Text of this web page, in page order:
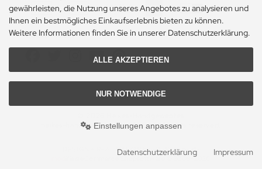
Social Media
heikes-handgewebtes.de/shop/ - All rights reserved.
DESIGN + REALISATION
by eW-Service.de
ified eCommerce Shopsoftware © 2009-2026
gewährleisten, die Nutzung unseres Angebotes zu analysieren und
Ihnen ein bestmögliches Einkaufserlebnis bieten zu können.
Weitere Informationen finden Sie in unserer Datenschutzerklärung.
ALLE AKZEPTIEREN
NUR NOTWENDIGE
Einstellungen anpassen
Datenschutzerklärung Impressum